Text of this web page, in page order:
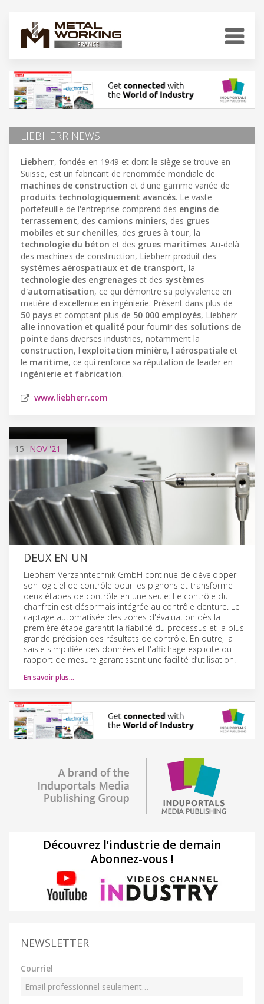
LIEBHERR NEWS
Liebherr, fondée en 1949 et dont le siège se trouve en
Suisse, est un fabricant de renommée mondiale de
machines de construction et d'une gamme variée de
produits technologiquement avancés. Le vaste
portefeuille de l'entreprise comprend des engins de
terrassement, des camions miniers, des grues
mobiles et sur chenilles, des grues à tour, la
technologie du béton et des grues maritimes. Au-delà
des machines de construction, Liebherr produit des
systèmes aérospatiaux et de transport, la
technologie des engrenages et des systèmes
d'automatisation, ce qui démontre sa polyvalence en
matière d'excellence en ingénierie. Présent dans plus de
50 pays et comptant plus de 50 000 employés, Liebherr
allie innovation et qualité pour fournir des solutions de
pointe dans diverses industries, notamment la
construction, l'exploitation minière, l'aérospatiale et
le maritime, ce qui renforce sa réputation de leader en
ingénierie et fabrication.
www.liebherr.com
15 NOV'21
DEUX EN UN
Liebherr-Verzahntechnik GmbH continue de développer
son logiciel de contrôle pour les pignons et transforme
deux étapes de contrôle en une seule: Le contrôle du
chanfrein est désormais intégrée au contrôle denture. Le
captage automatisée des zones d'évaluation dès la
première étape garantit la fiabilité du processus et la plus
grande précision des résultats de contrôle. En outre, la
saisie simplifiée des données et l'affichage explicite du
rapport de mesure garantissent une facilité d’utilisation.
En savoir plus…
Découvrez l’industrie de demain
Abonnez-vous !
NEWSLETTER
Courriel